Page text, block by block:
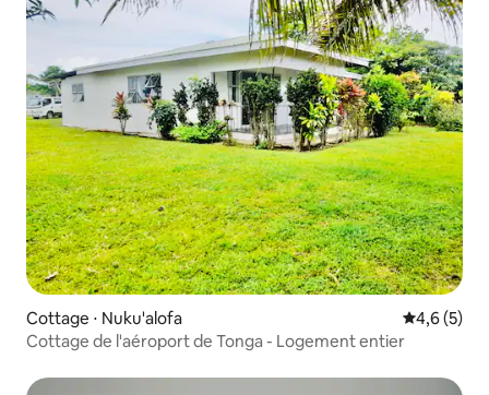
Cottage ⋅ Nuku'alofa Évaluation
4,6 (5)
Cottage de l'aéroport de Tonga - Logement entier